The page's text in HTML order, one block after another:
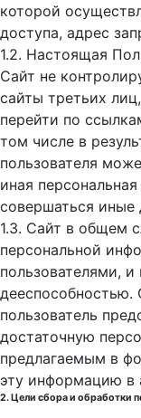
которой
доступа, адрес
1.2. Настоящая
Сайт не
сайты третьих
перейти по
том числе в
пользователя
иная
совершаться иные
1.3. Сайт в общем
персональной
пользователями,
дееспособностью.
пользователь
достаточную
предлагаемым в
эту информацию в
2. Цели сбора и обработки